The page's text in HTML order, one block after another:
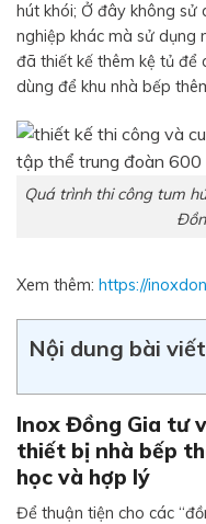
hút khói; Ở đây không sử
nghiệp khác mà sử dụng
đã thiết kế thêm kệ tủ để
dùng để khu nhà bếp
Quá trình thi công tum
Xem thêm: https://
Nội dung bài viết
Inox Đồng Gia tư
thiết bị nhà bếp
học và hợp lý
Để thuận tiện cho các